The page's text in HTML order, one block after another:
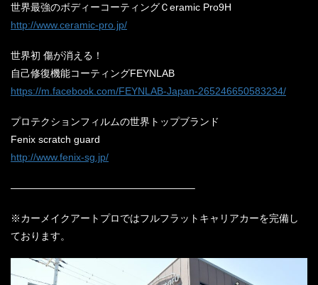
世界最強のボディーコーティングＣeramic Pro9H
http://www.ceramic-pro.jp/
世界初 傷が消える！
自己修復機能コーティングFEYNLAB
https://m.facebook.com/FEYNLAB-Japan-265246650583234/
プロテクションフィルムの世界トップブランド
Fenix scratch guard
http://www.fenix-sg.jp/
——————————————————–
※カーメイクアートプロではフルフラットキャリアカーを完備し
ております。